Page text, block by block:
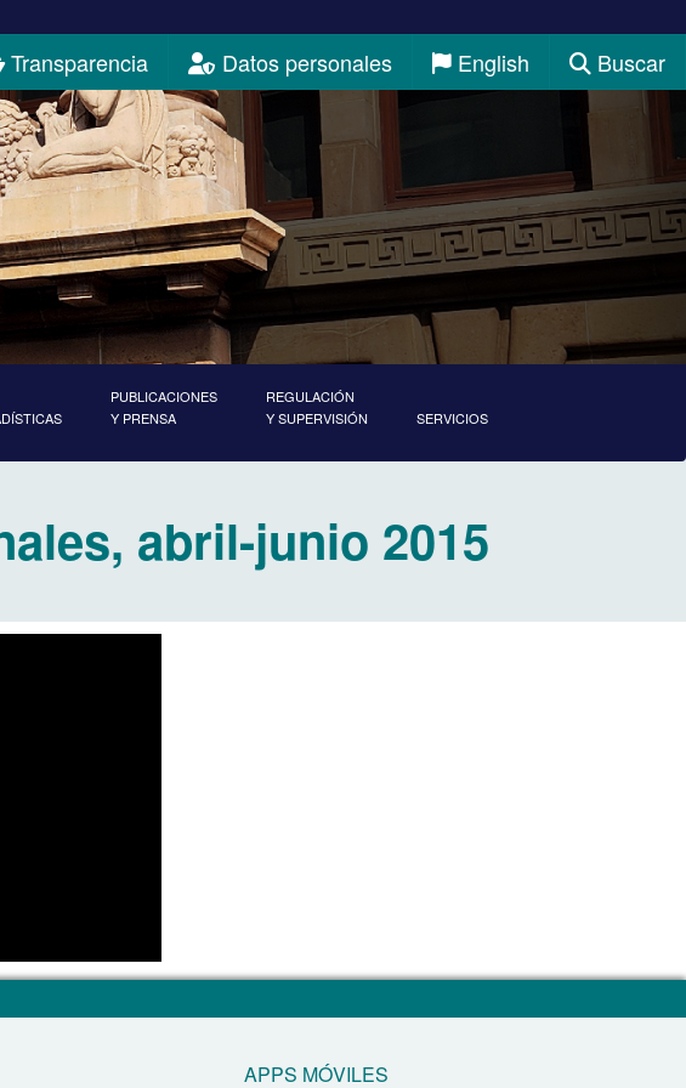
Transparencia Datos personales English Buscar
PUBLICACIONES
Y PRENSA
REGULACIÓN
Y SUPERVISIÓN
SERVICIOS
abril-junio 2015
APPS MÓVILES